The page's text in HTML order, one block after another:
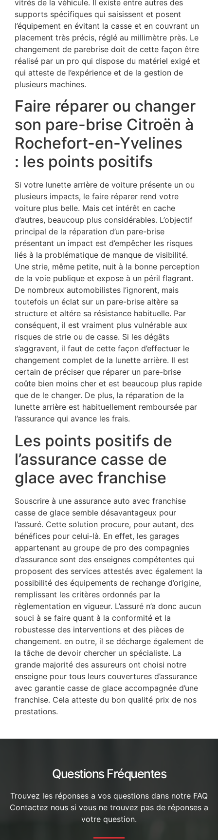
vitrés de la véhicule. Il existe entre autres des
supports spécifiques qui saisissent et posent
l’équipement en évitant la casse et en couvrant un
placement très précis, réglé au millimètre près. Le
changement de parebrise doit de cette façon être
réalisé par un pro qui dispose du matériel exigé et
qui atteste de l’expérience et de la gestion de
plusieurs machines.
Faire réparer ou changer
son pare-brise Citroën à
Rochefort-en-Yvelines
: les points positifs
Si votre lunette arrière de voiture présente un ou
plusieurs impacts, le faire réparer rend votre
voiture plus belle. Mais cet intérêt en cache
d’autres, beaucoup plus considérables. L’objectif
principal de la réparation d’un pare-brise
présentant un impact est d’empêcher les risques
liés à la problématique de manque de visibilité.
Une strie, même petite, nuit à la bonne perception
de la voie publique et expose à un péril flagrant.
De nombreux automobilistes l’ignorent, mais
toutefois un éclat sur un pare-brise altère sa
structure et altére sa résistance habituelle. Par
conséquent, il est vraiment plus vulnérable aux
risques de strie ou de casse. Si les dégâts
s’aggravent, il faut de cette façon d’effectuer le
changement complet de la lunette arrière. Il est
certain de préciser que réparer un pare-brise
coûte bien moins cher et est beaucoup plus rapide
que de le changer. De plus, la réparation de la
lunette arrière est habituellement remboursée par
l’assurance qui avance les frais.
Les points positifs de
l’assurance casse de
glace avec franchise
Souscrire à une assurance auto avec franchise
casse de glace semble désavantageux pour
l’assuré. Cette solution procure, pour autant, des
bénéfices pour celui-là. En effet, les garages
appartenant au groupe de pro des compagnies
d’assurance sont des enseignes compétentes qui
proposent des services attestés avec également la
possibilité des équipements de rechange d’origine,
remplissant les critères ordonnés par la
règlementation en vigueur. L’assuré n’a donc aucun
souci à se faire quant à la conformité et la
robustesse des interventions et des pièces de
changement. en outre, il se décharge également de
la tâche de devoir chercher un spécialiste. La
grande majorité des assureurs ont choisi notre
enseigne pour tous leurs couvertures d’assurance
avec garantie casse de glace accompagnée d’une
franchise. Cela atteste du bon qualité prix de nos
prestations.
Questions Fréquentes
Trouvez les réponses a vos questions dans notre FAQ
Contactez nous si vous ne trouvez pas de réponses a
votre question.